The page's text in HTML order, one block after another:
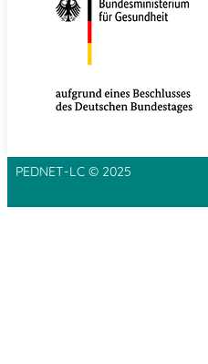
PEDNET-LC © 2025